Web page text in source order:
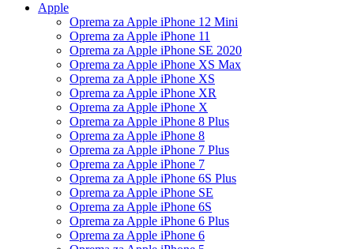
Apple
Oprema za Apple iPhone 12 Mini
Oprema za Apple iPhone 11
Oprema za Apple iPhone SE 2020
Oprema za Apple iPhone XS Max
Oprema za Apple iPhone XS
Oprema za Apple iPhone XR
Oprema za Apple iPhone X
Oprema za Apple iPhone 8 Plus
Oprema za Apple iPhone 8
Oprema za Apple iPhone 7 Plus
Oprema za Apple iPhone 7
Oprema za Apple iPhone 6S Plus
Oprema za Apple iPhone SE
Oprema za Apple iPhone 6S
Oprema za Apple iPhone 6 Plus
Oprema za Apple iPhone 6